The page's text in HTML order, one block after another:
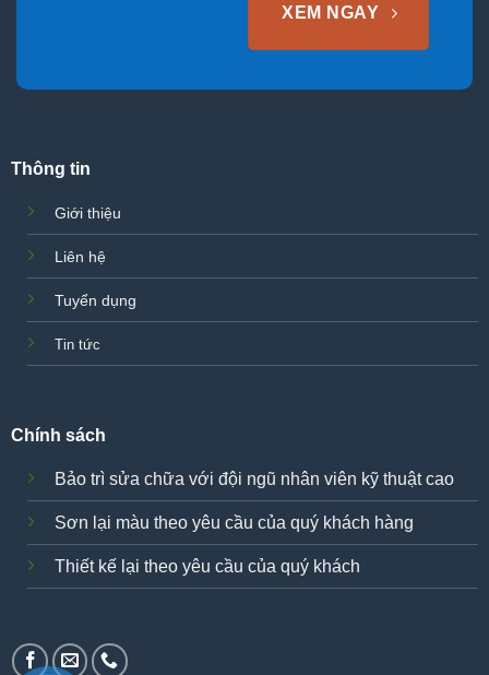
XEM NGAY
Thông tin
Giới thiệu
Liên hệ
Tuyển dụng
Tin tức
Chính sách
Bảo trì sửa chữa với đội ngũ nhân viên kỹ thuật cao
Sơn lại màu theo yêu cầu của quý khách hàng
Thiết kế lại theo yêu cầu của quý khách